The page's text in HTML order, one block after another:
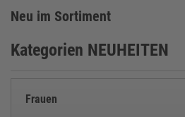
Neu im Sortiment
Kategorien NEUHEITEN
Frauen